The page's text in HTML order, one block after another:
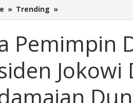
» Trending »
Pemimpin
Apresiasi
Kinerja
Presiden
Jokowi
Di
Bidang
Pemimpin